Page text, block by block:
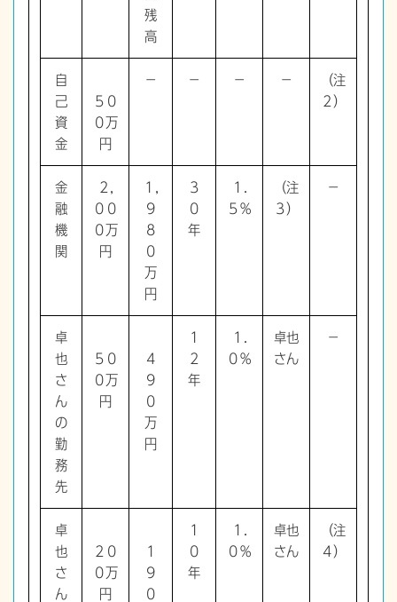
残
高
自
己
資
金
５０
０万
円
－ － － －
（注
２）
金
融
機
関
２,
００
０万
円
１,
９
８
０
万
円
３
０
年
１.
５％
（注
３）
－
卓
也
さ
ん
の
勤
務
先
５０
０万
円
４
９
０
万
円
１
２
年
１.
０％
卓也
さん
－
卓
也
さ
ん
２０
０万
円
１
９
０
１
０
年
１.
０％
卓也
さん
（注
４）